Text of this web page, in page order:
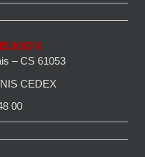
– CS 61053
CEDEX
00